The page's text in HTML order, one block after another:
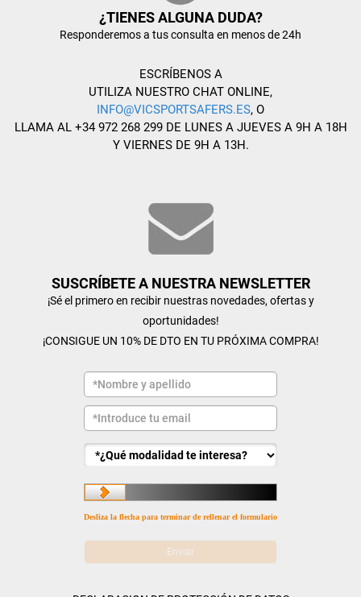
¿TIENES ALGUNA DUDA?
Responderemos a tus consulta en menos de 24h
ESCRÍBENOS A
UTILIZA NUESTRO CHAT ONLINE,
INFO@VICSPORTSAFERS.ES, O
LLAMA AL +34 972 268 299 DE LUNES A JUEVES A 9H A 18H
Y VIERNES DE 9H A 13H.
SUSCRÍBETE A NUESTRA NEWSLETTER
¡Sé el primero en recibir nuestras novedades, ofertas y
oportunidades!
¡CONSIGUE UN 10% DE DTO EN TU PRÓXIMA COMPRA!
Desliza la flecha para terminar de rellenar el formulario